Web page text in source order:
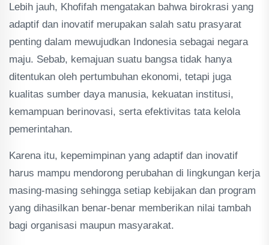
Lebih jauh, Khofifah mengatakan bahwa birokrasi yang
adaptif dan inovatif merupakan salah satu prasyarat
penting dalam mewujudkan Indonesia sebagai negara
maju. Sebab, kemajuan suatu bangsa tidak hanya
ditentukan oleh pertumbuhan ekonomi, tetapi juga
kualitas sumber daya manusia, kekuatan institusi,
kemampuan berinovasi, serta efektivitas tata kelola
pemerintahan.
Karena itu, kepemimpinan yang adaptif dan inovatif
harus mampu mendorong perubahan di lingkungan kerja
masing-masing sehingga setiap kebijakan dan program
yang dihasilkan benar-benar memberikan nilai tambah
bagi organisasi maupun masyarakat.